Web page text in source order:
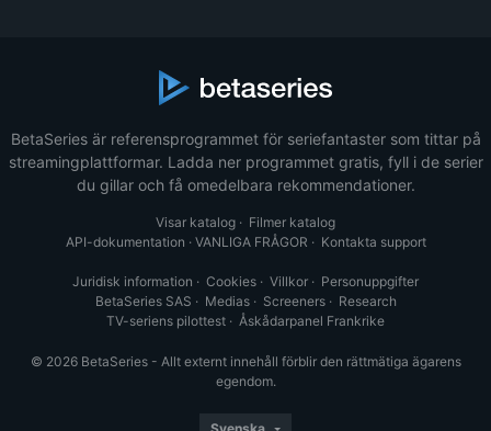
BetaSeries är referensprogrammet för seriefantaster som tittar på
streamingplattformar. Ladda ner programmet gratis, fyll i de serier
du gillar och få omedelbara rekommendationer.
Visar katalog · Filmer katalog
API-dokumentation · VANLIGA FRÅGOR · Kontakta support
Juridisk information · Cookies · Villkor · Personuppgifter
BetaSeries SAS · Medias· Screeners· Research
TV-seriens pilottest · Åskådarpanel Frankrike
© 2026 BetaSeries - Allt externt innehåll förblir den rättmätiga ägarens
egendom.